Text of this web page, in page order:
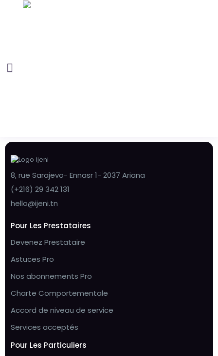
8, rue Sarajevo- Ennasr 1- 2037 Ariana
(+216) 29 342 131
hello@ijeni.tn
Pour Les Prestataires
Devenez Prestataire
Astuces Pro
Nos abonnements Pro
Charte Comportementale
Accord de niveau de service
Services acceptés
Pour Les Particuliers